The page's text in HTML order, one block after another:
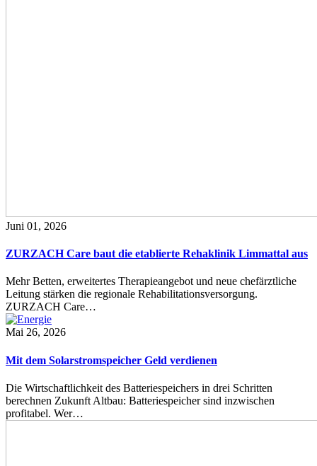
Juni 01, 2026
ZURZACH Care baut die etablierte Rehaklinik Limmattal aus
Mehr Betten, erweitertes Therapieangebot und neue chefärztliche
Leitung stärken die regionale Rehabilitationsversorgung.
ZURZACH Care…
Mai 26, 2026
Mit dem Solarstromspeicher Geld verdienen
Die Wirtschaftlichkeit des Batteriespeichers in drei Schritten
berechnen Zukunft Altbau: Batteriespeicher sind inzwischen
profitabel. Wer…